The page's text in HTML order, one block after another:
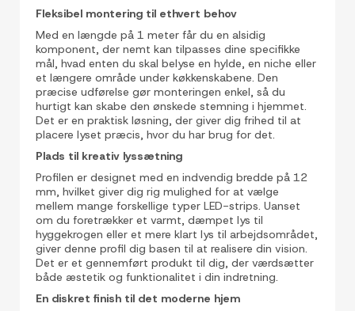
Fleksibel montering til ethvert behov
Med en længde på 1 meter får du en alsidig
komponent, der nemt kan tilpasses dine specifikke
mål, hvad enten du skal belyse en hylde, en niche eller
et længere område under køkkenskabene. Den
præcise udførelse gør monteringen enkel, så du
hurtigt kan skabe den ønskede stemning i hjemmet.
Det er en praktisk løsning, der giver dig frihed til at
placere lyset præcis, hvor du har brug for det.
Plads til kreativ lyssætning
Profilen er designet med en indvendig bredde på 12
mm, hvilket giver dig rig mulighed for at vælge
mellem mange forskellige typer LED-strips. Uanset
om du foretrækker et varmt, dæmpet lys til
hyggekrogen eller et mere klart lys til arbejdsområdet,
giver denne profil dig basen til at realisere din vision.
Det er et gennemført produkt til dig, der værdsætter
både æstetik og funktionalitet i din indretning.
En diskret finish til det moderne hjem